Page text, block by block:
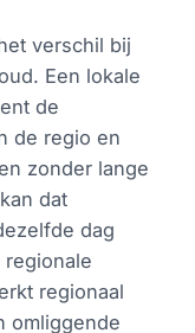
verschil bij
Een lokale
de
de regio en
zonder lange
dat
dag
regionaal
omliggende